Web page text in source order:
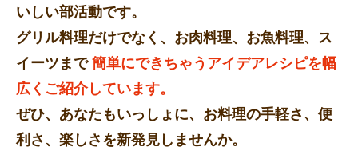
いしい部活動です。
グリル料理だけでなく、お肉料理、お魚料理、ス
イーツまで 簡単にできちゃうアイデアレシピを幅
広くご紹介しています。
ぜひ、あなたもいっしょに、お料理の手軽さ、便
利さ、楽しさを新発見しませんか。